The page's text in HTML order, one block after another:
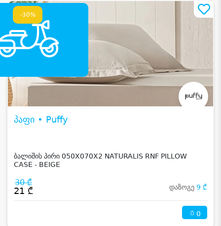
-30%
პაფი • Puffy
ბალიშის პირი 050X070X2 NATURALIS RNF PILLOW
CASE - BEIGE
30 ₾
21 ₾ დაზოგე 9 ₾
0